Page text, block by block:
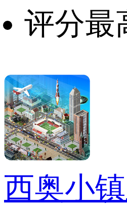
评分最
西奥小